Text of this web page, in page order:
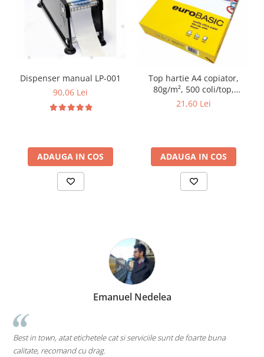
Dispenser manual LP-001
90,06 Lei
ADAUGA IN COS
Top hartie A4 copiator,
80g/m², 500 coli/top,
euroBASIC
21,60 Lei
ADAUGA IN COS
Emanuel Nedelea
in town, atat etichetele cat si serviciile sunt de foarte buna
recomand cu drag.